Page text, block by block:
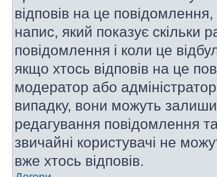
відповів на це
напис, який показує скільки
повідомлення і коли це
якщо хтось відповів на це
модератор або
випадку, вони можуть
редагування повідомлення
звичайні користувачі не
вже хтось відповів.